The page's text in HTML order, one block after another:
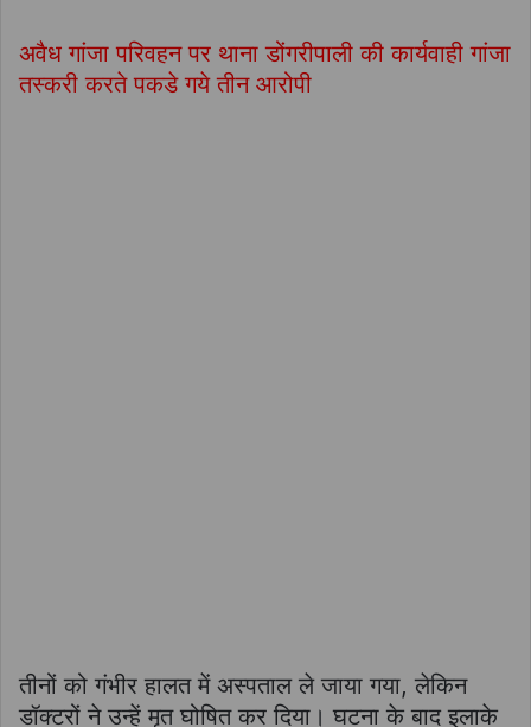
अवैध गांजा परिवहन पर थाना डोंगरीपाली की कार्यवाही गांजा
तस्करी करते पकडे गये तीन आरोपी
तीनों को गंभीर हालत में अस्पताल ले जाया गया, लेकिन
डॉक्टरों ने उन्हें मृत घोषित कर दिया। घटना के बाद इलाके